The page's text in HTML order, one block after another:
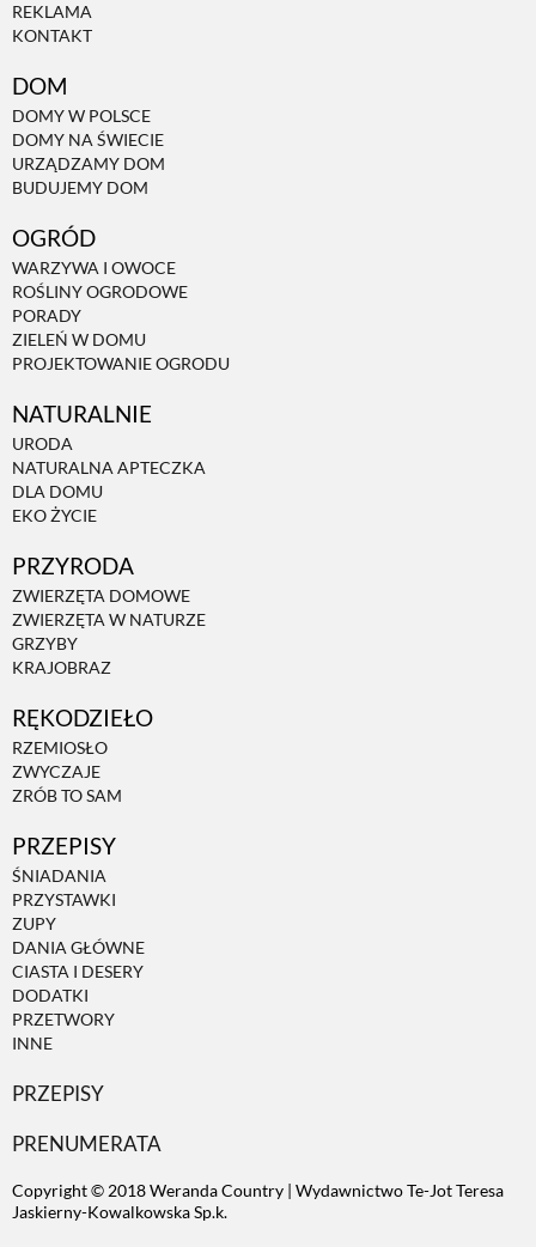
REKLAMA
KONTAKT
DOM
DOMY W POLSCE
DOMY NA ŚWIECIE
URZĄDZAMY DOM
BUDUJEMY DOM
OGRÓD
WARZYWA I OWOCE
ROŚLINY OGRODOWE
PORADY
ZIELEŃ W DOMU
PROJEKTOWANIE OGRODU
NATURALNIE
URODA
NATURALNA APTECZKA
DLA DOMU
EKO ŻYCIE
PRZYRODA
ZWIERZĘTA DOMOWE
ZWIERZĘTA W NATURZE
GRZYBY
KRAJOBRAZ
RĘKODZIEŁO
RZEMIOSŁO
ZWYCZAJE
ZRÓB TO SAM
PRZEPISY
ŚNIADANIA
PRZYSTAWKI
ZUPY
DANIA GŁÓWNE
CIASTA I DESERY
DODATKI
PRZETWORY
INNE
PRZEPISY
PRENUMERATA
Copyright © 2018 Weranda Country | Wydawnictwo Te-Jot Teresa
Jaskierny-Kowalkowska Sp.k.